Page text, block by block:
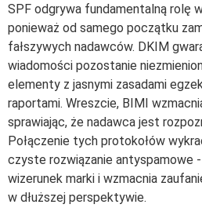
SPF odgrywa fundamentalną rolę
ponieważ od samego początku
fałszywych nadawców. DKIM
wiadomości pozostanie
elementy z jasnymi zasadami
raportami. Wreszcie, BIMI
sprawiając, że nadawca jest
Połączenie tych protokołów
czyste rozwiązanie antyspamowe
wizerunek marki i wzmacnia
w dłuższej perspektywie.